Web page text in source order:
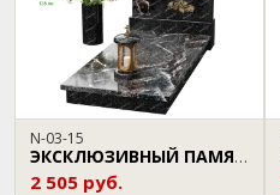
N-03-15
ЭКСКЛЮЗИВНЫЙ ПАМЯТНИК
2 505 руб.